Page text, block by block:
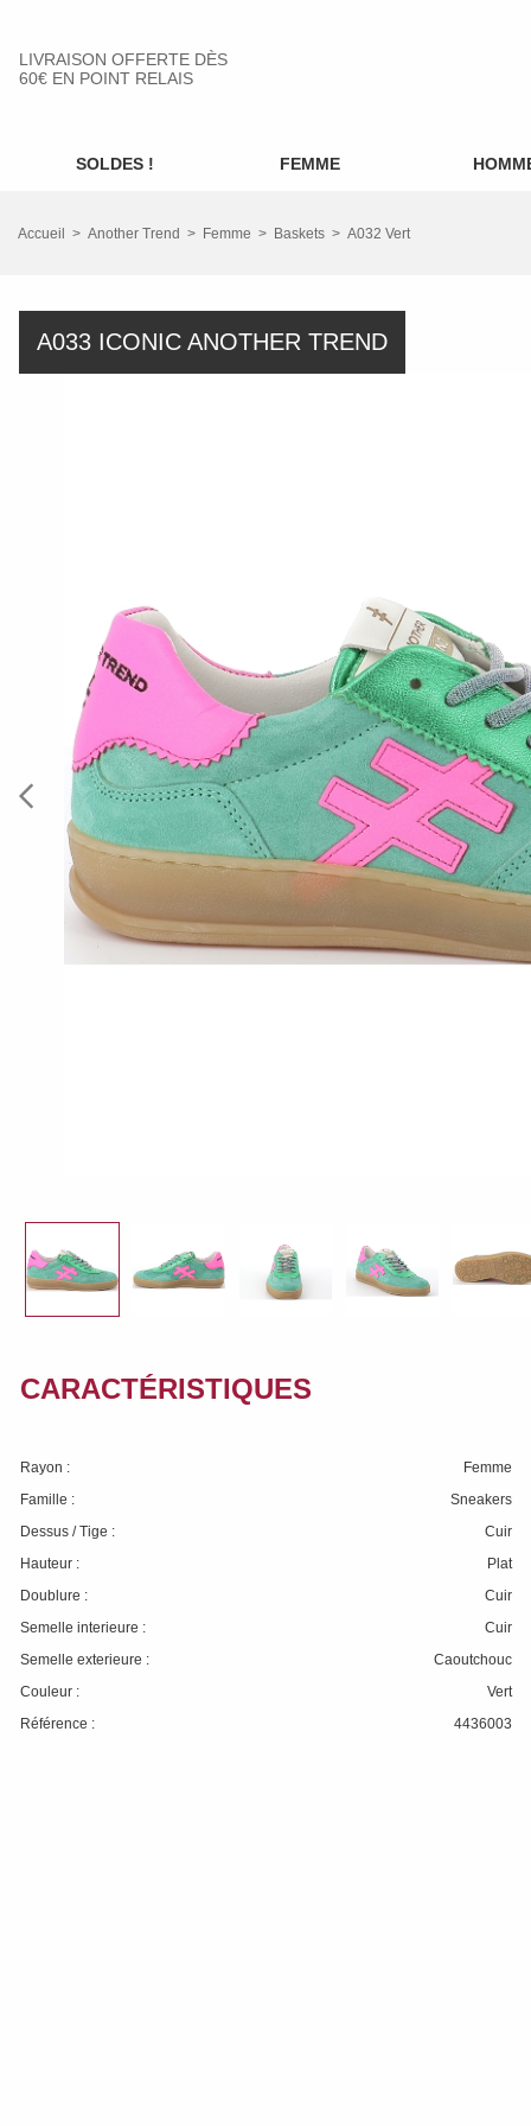
LIVRAISON OFFERTE DÈS
60€ EN POINT RELAIS
SOLDES ! FEMME
Accueil Another Trend Femme Baskets A032 Vert
A033 ICONIC ANOTHER TREND
Previous
CARACTÉRISTIQUES
Rayon :
Femme
Famille :
Sneakers
Dessus / Tige :
Cuir
Hauteur :
Plat
Doublure :
Cuir
Semelle interieure :
Cuir
Semelle exterieure :
Caoutchouc
Couleur :
Vert
Référence :
4436003